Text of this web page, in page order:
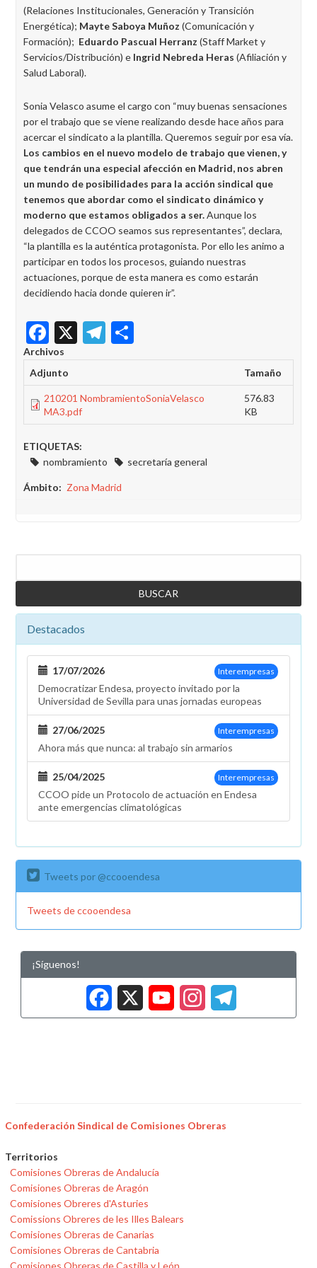
(Relaciones Institucionales, Generación y Transición
Energética); Mayte Saboya Muñoz (Comunicación y
Formación); Eduardo Pascual Herranz (Staff Market y
Servicios/Distribución) e Ingrid Nebreda Heras (Afiliación y
Salud Laboral).
Sonia Velasco asume el cargo con “muy buenas sensaciones
por el trabajo que se viene realizando desde hace años para
acercar el sindicato a la plantilla. Queremos seguir por esa vía.
Los cambios en el nuevo modelo de trabajo que vienen, y
que tendrán una especial afección en Madrid, nos abren
un mundo de posibilidades para la acción sindical que
tenemos que abordar como el sindicato dinámico y
moderno que estamos obligados a ser.Aunque los
delegados de CCOO seamos sus representantes”, declara,
“la plantilla es la auténtica protagonista. Por ello les animo a
participar en todos los procesos, guiando nuestras
actuaciones, porque de esta manera es como estarán
decidiendo hacia donde quieren ir”.
Facebook
X Telegram
Archivos
Adjunto
Tamaño
210201 NombramientoSoniaVelasco
MA3.pdf
576.83
KB
ETIQUETAS:
nombramiento
secretaría general
Ámbito Zona Madrid
Destacados
Interempresas
17/07/2026
Democratizar Endesa, proyecto invitado por la
Universidad de Sevilla para unas jornadas europeas
Interempresas
27/06/2025
Ahora más que nunca: al trabajo sin armarios
Interempresas
25/04/2025
CCOO pide un Protocolo de actuación en Endesa
ante emergencias climatológicas
Tweets por @ccooendesa
Tweets de ccooendesa
¡Síguenos!
Facebook
X
Confederación Sindical de Comisiones Obreras
Territorios
Comisiones Obreras de Andalucía
Comisiones Obreras de Aragón
Comisiones Obreres d'Asturies
Comissions Obreres de les Illes Balears
Comisiones Obreras de Canarias
Comisiones Obreras de Cantabria
Comisiones Obreras de Castilla y León